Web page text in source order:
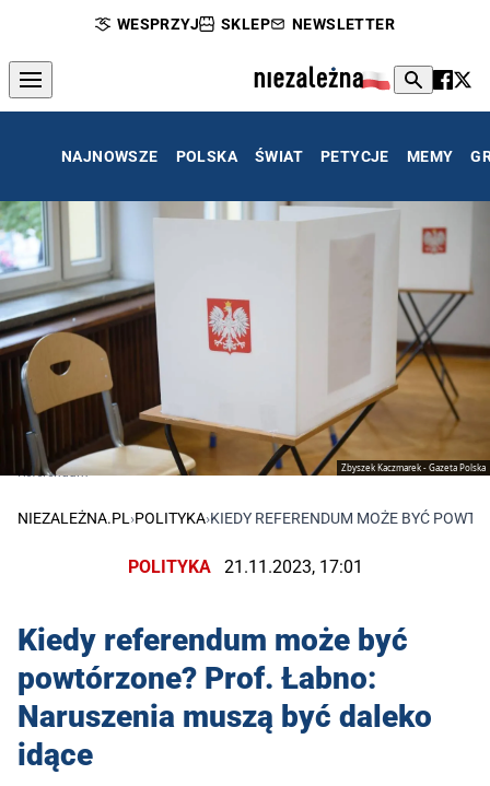
WESPRZYJ SKLEP NEWSLETTER
NAJNOWSZE POLSKA ŚWIAT PETYCJE MEMY
Zbyszek Kaczmarek - Gazeta Polska
Referendum
NIEZALEŻNA.PL ›POLITYKA›KIEDY REFERENDUM MOŻE BYĆ
POLITYKA 21.11.2023, 17:01
Kiedy referendum może być
powtórzone? Prof. Łabno:
Naruszenia muszą być daleko
idące